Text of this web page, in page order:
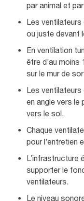
par animal et
Les
ou juste devant
En ventilation
être d’au
sur le mur de
Les
en angle vers le
vers le sol.
Chaque
pour l’entretien
L’infrastructure
supporter le
ventilateurs.
Le niveau